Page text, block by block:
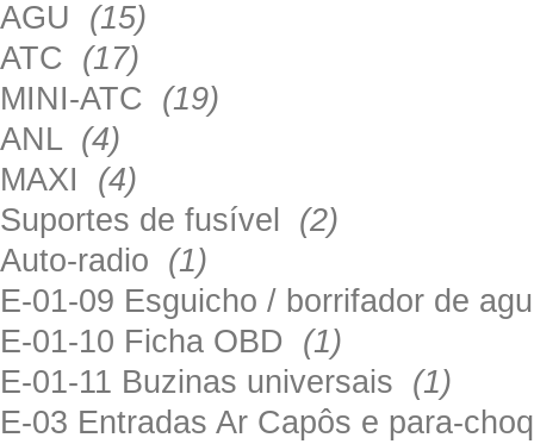
AGU (15)
ATC (17)
MINI-ATC (19)
ANL (4)
MAXI (4)
Suportes de fusível (2)
Auto-radio (1)
E-01-09 Esguicho / borrifador de
E-01-10 Ficha OBD (1)
E-01-11 Buzinas universais (1)
E-03 Entradas Ar Capôs e para-